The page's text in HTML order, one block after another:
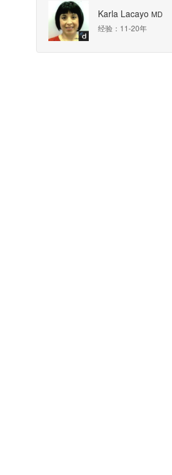
Karla Lacayo MD
经验：11-20年